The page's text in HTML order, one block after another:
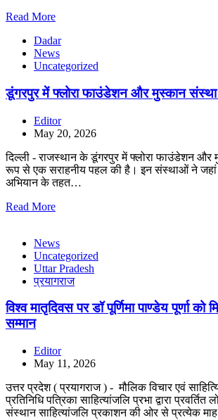
Read More
Dadar
News
Uncategorized
डूंगरपुर में फ्लोरा फाउंडेशन और मुस्कान संस्था
Editor
May 20, 2026
दिल्ली - राजस्थान के डूंगरपुर में फ्लोरा फाउंडेशन
रूप से एक सराहनीय पहल की है। इन संस्थाओं ने जहां
अभियान के तहत…
Read More
News
Uncategorized
Uttar Pradesh
प्रयागराज
विश्व मातृदिवस पर डॉ पूर्णिमा पाण्डेय पूर्णा को
सम्मान
Editor
May 11, 2026
उत्तर प्रदेश ( प्रयागराज ) - मौलिक विचार एवं
प्रतिनिधि पत्रिका साहित्यांजलि प्रभा द्वारा
संस्थान साहित्यांजलि प्रकाशन की ओर से प्रत्येक